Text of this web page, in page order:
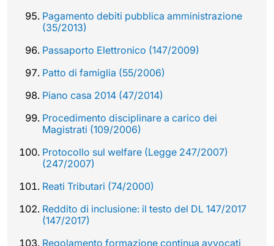
Pagamento debiti pubblica amministrazione
(35/2013)
Passaporto Elettronico (147/2009)
Patto di famiglia (55/2006)
Piano casa 2014 (47/2014)
Procedimento disciplinare a carico dei
Magistrati (109/2006)
Protocollo sul welfare (Legge 247/2007)
(247/2007)
Reati Tributari (74/2000)
Reddito di inclusione: il testo del DL 147/2017
(147/2017)
Regolamento formazione continua avvocati